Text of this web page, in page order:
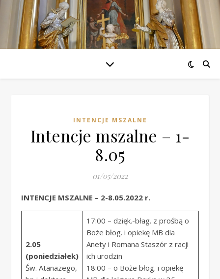
INTENCJE MSZALNE
Intencje mszalne – 1-
8.05
01/05/2022
INTENCJE MSZALNE – 2-8.05.2022 r.
2.05
(poniedziałek)
Św. Atanazego,
17:00 – dzięk.-błag. z prośbą o
Boże błog. i opiekę MB dla
Anety i Romana Staszór z racji
ich urodzin
18:00 – o Boże błog. i opiekę